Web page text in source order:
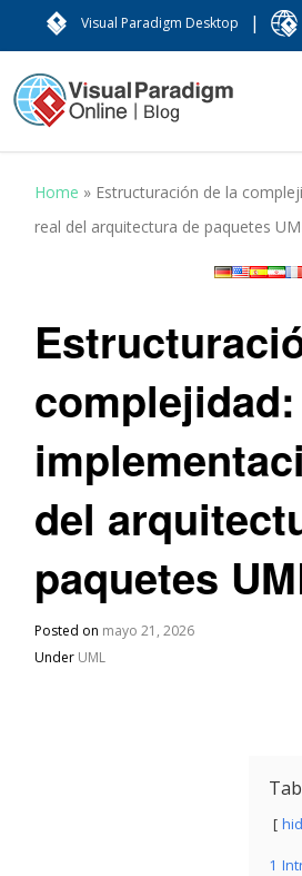
Visual Paradigm Desktop |
Home » Estructuración de la
real del arquitectura de paquetes
del
paquetes
Posted on mayo 21, 2026
Under UML
1